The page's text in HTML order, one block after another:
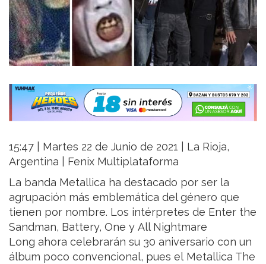
15:47 | Martes 22 de Junio de 2021 | La Rioja,
Argentina | Fenix Multiplataforma
La banda Metallica ha destacado por ser la
agrupación más emblemática del género que
tienen por nombre. Los intérpretes de Enter the
Sandman, Battery, One y All Nightmare
Long ahora celebrarán su 30 aniversario con un
álbum poco convencional, pues el Metallica The